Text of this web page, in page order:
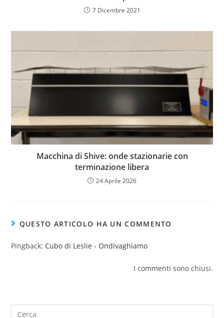
7 Dicembre 2021
Macchina di Shive: onde stazionarie con
terminazione libera
24 Aprile 2026
QUESTO ARTICOLO HA UN COMMENTO
Pingback: Cubo di Leslie - Ondivaghiamo
I commenti sono chiusi.